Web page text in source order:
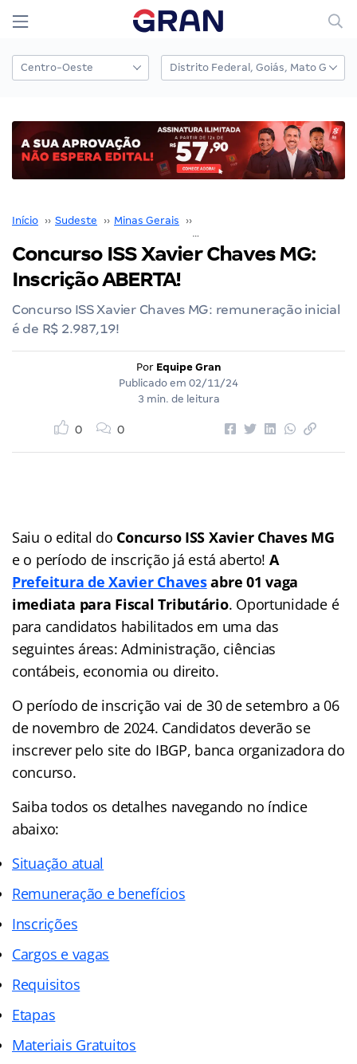
Início ›› Sudeste ›› Minas Gerais ››
Concurso ISS Xavier Chaves MG:
Inscrição ABERTA!
Concurso ISS Xavier Chaves MG: remuneração inicial
é de R$ 2.987,19!
Por Equipe Gran
Publicado em 02/11/24
3 min. de leitura
0 0
Saiu o edital do Concurso ISS Xavier Chaves MG
e o período de inscrição já está aberto! A
Prefeitura de Xavier Chavesabre 01 vaga
imediata para Fiscal Tributário. Oportunidade é
para candidatos habilitados em uma das
seguintes áreas: Administração, ciências
contábeis, economia ou direito.
O período de inscrição vai de 30 de setembro a 06
de novembro de 2024. Candidatos deverão se
inscrever pelo site do IBGP, banca organizadora do
concurso.
Saiba todos os detalhes navegando no índice
abaixo:
Situação atual
Remuneração e benefícios
Inscrições
Cargos e vagas
Requisitos
Etapas
Materiais Gratuitos